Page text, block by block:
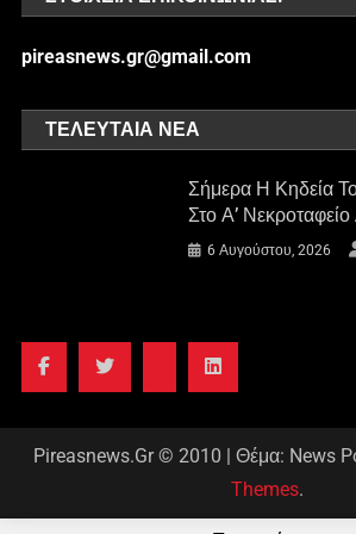
pireasnews.gr@gmail.com
ΤΕΛΕΥΤΑΊΑ ΝΈΑ
Σήμερα Η Κηδεία
Στο Α’
6 Αυγούστου, 2026
Pireasnews.Gr © 2010 | Θέμα: News
Themes.